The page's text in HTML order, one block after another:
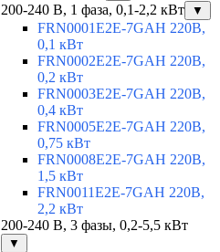
200-240 В, 1 фаза, 0,1-2,2 кВт ▼
FRN0001E2E-7GAH 220В,
0,1 кВт
FRN0002E2E-7GAH 220В,
0,2 кВт
FRN0003E2E-7GAH 220В,
0,4 кВт
FRN0005E2E-7GAH 220В,
0,75 кВт
FRN0008E2E-7GAH 220В,
1,5 кВт
FRN0011E2E-7GAH 220В,
2,2 кВт
200-240 В, 3 фазы, 0,2-5,5 кВт
▼